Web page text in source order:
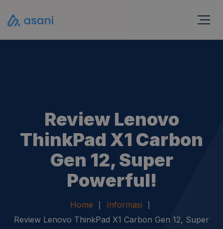
Review Lenovo
ThinkPad X1 Carbon
Gen 12, Super
Powerful!
Home
Informasi
Review Lenovo ThinkPad X1 Carbon Gen 12, Super